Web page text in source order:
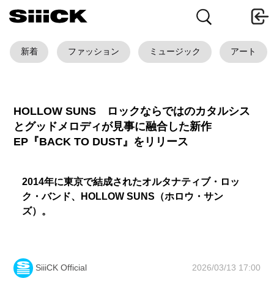
新着 ファッション ミュージック アート
HOLLOW SUNS ロックならではのカタルシス
とグッドメロディが見事に融合した新作
EP『BACK TO DUST』をリリース
2014年に東京で結成されたオルタナティブ・ロッ
ク・バンド、HOLLOW SUNS（ホロウ・サン
ズ）。
SiiiCK Official 2026/03/13 17:00